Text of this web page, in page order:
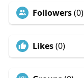
Followers(0)
Likes(0)